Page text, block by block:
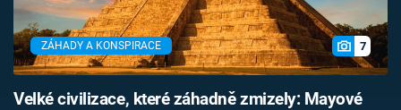
ZÁHADY A KONSPIRACE 7
Velké civilizace, které záhadně zmizely: Mayové